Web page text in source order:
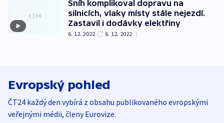
Sníh komplikoval dopravu na
silnicích, vlaky místy stále nejezdí.
Zastavil i dodávky elektřiny
6. 12. 2022 6. 12. 2022 |
Evropský pohled
ČT24 každý den vybírá z obsahu publikovaného evropskými
veřejnými médii, členy Eurovize.